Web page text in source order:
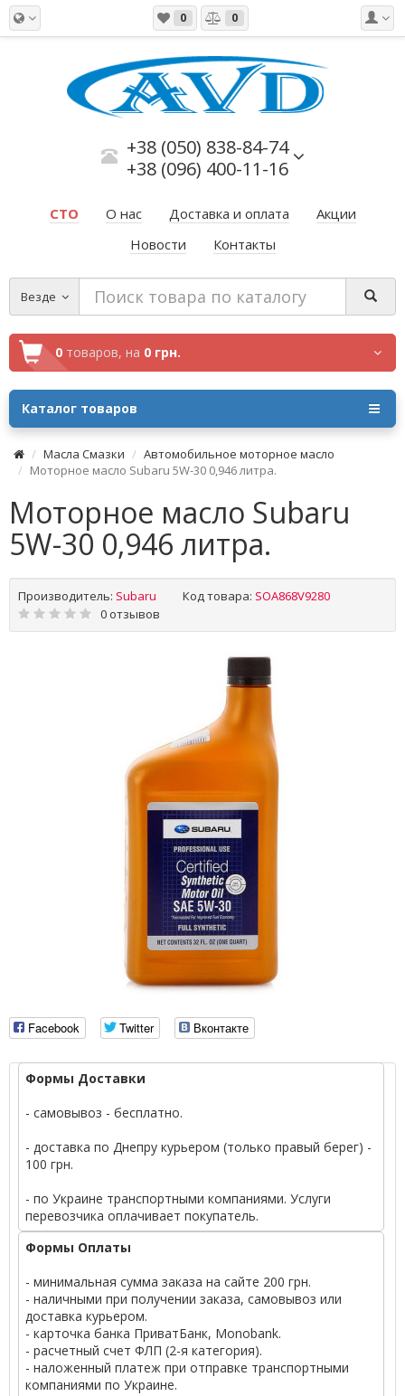
0 0
+38 (050) 838-84-74
+38 (096) 400-11-16
СТО О нас Доставка и оплата
Акции
Новости
Контакты
Везде
0 товаров, на 0 грн.
Каталог товаров
Масла Смазки
Автомобильное моторное масло
Моторное масло Subaru 5W-30 0,946 литра.
Моторное масло Subaru
5W-30 0,946 литра.
Производитель: Subaru Код товара: SOA868V9280
0 отзывов
Facebook Twitter Вконтакте
Формы Доставки
- самовывоз - бесплатно.
- доставка по Днепру курьером (только правый берег) -
100 грн.
- по Украине транспортными компаниями. Услуги
перевозчика оплачивает покупатель.
Формы Оплаты
- минимальная сумма заказа на сайте 200 грн.
- наличными при получении заказа, самовывоз или
доставка курьером.
- карточка банка ПриватБанк, Monobank.
- расчетный счет ФЛП (2-я категория).
- наложенный платеж при отправке транспортными
компаниями по Украине.